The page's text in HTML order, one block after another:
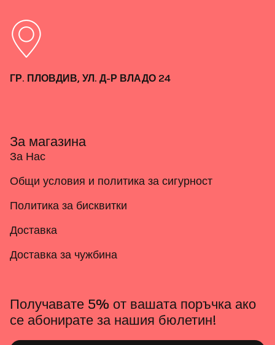
ГР. ПЛОВДИВ, УЛ. Д-Р ВЛАДО 24
За магазина
За Нас
Общи условия и политика за сигурност
Политика за бисквитки
Доставка
Доставка за чужбина
Получавате 5% от вашата поръчка ако
се абонирате за нашия бюлетин!